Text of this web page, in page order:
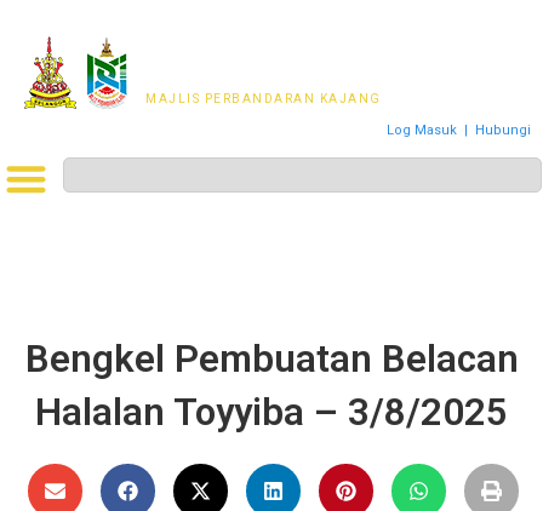
MAJLIS PERBANDARAN KAJANG
Log Masuk | Hubungi
Bengkel Pembuatan Belacan
Halalan Toyyiba – 3/8/2025